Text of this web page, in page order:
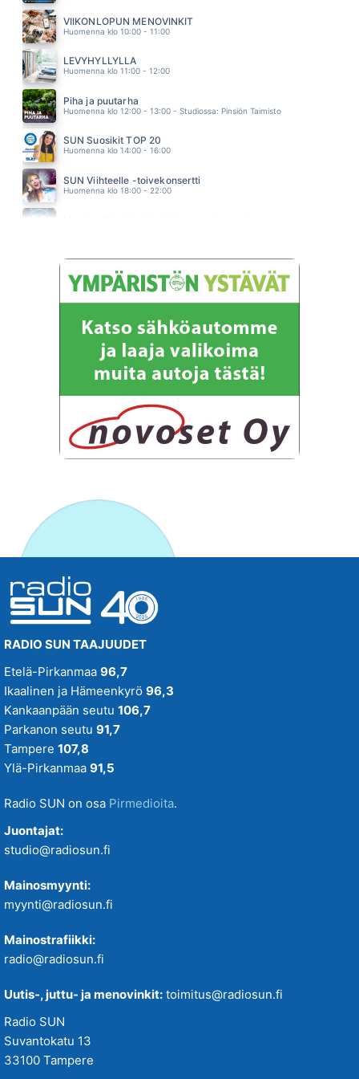
HUHU
05.24
VIIKONLOPUN MENOVINKIT
Huomenna klo 10:00 - 11:00
LEVYHYLLYLLÄ
Huomenna klo 11:00 - 12:00
Piha ja puutarha
Huomenna klo 12:00 - 13:00 - Studiossa: Pinsiön Taimisto
SUN Suosikit TOP 20
Huomenna klo 14:00 - 16:00
SUN Viihteelle -toivekonsertti
Huomenna klo 18:00 - 22:00
RADIO SUN TAAJUUDET
Etelä-Pirkanmaa 96,7
Ikaalinen ja Hämeenkyrö 96,3
Kankaanpään seutu 106,7
Parkanon seutu 91,7
Tampere 107,8
Ylä-Pirkanmaa 91,5
Radio SUN on osa Pirmedioita.
Juontajat:
studio@radiosun.fi
Mainosmyynti:
myynti@radiosun.fi
Mainostrafiikki:
radio@radiosun.fi
Uutis-, juttu- ja menovinkit: toimitus@radiosun.fi
Radio SUN
Suvantokatu 13
33100 Tampere